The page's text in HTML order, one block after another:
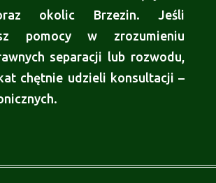
okolic Brzezin. Jeśli
pomocy w zrozumieniu
separacji lub rozwodu,
chętnie udzieli konsultacji –